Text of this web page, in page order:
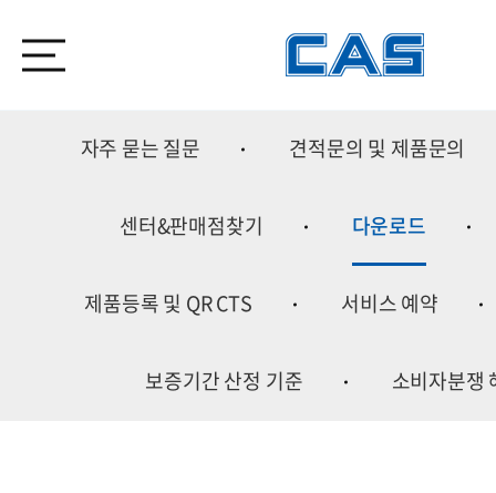
자주 묻는 질문 견적문의 및 제품문의
센터&판매점찾기 다운로드
제품등록 및 QR CTS 서비스 예약
보증기간 산정 기준 소비자분쟁